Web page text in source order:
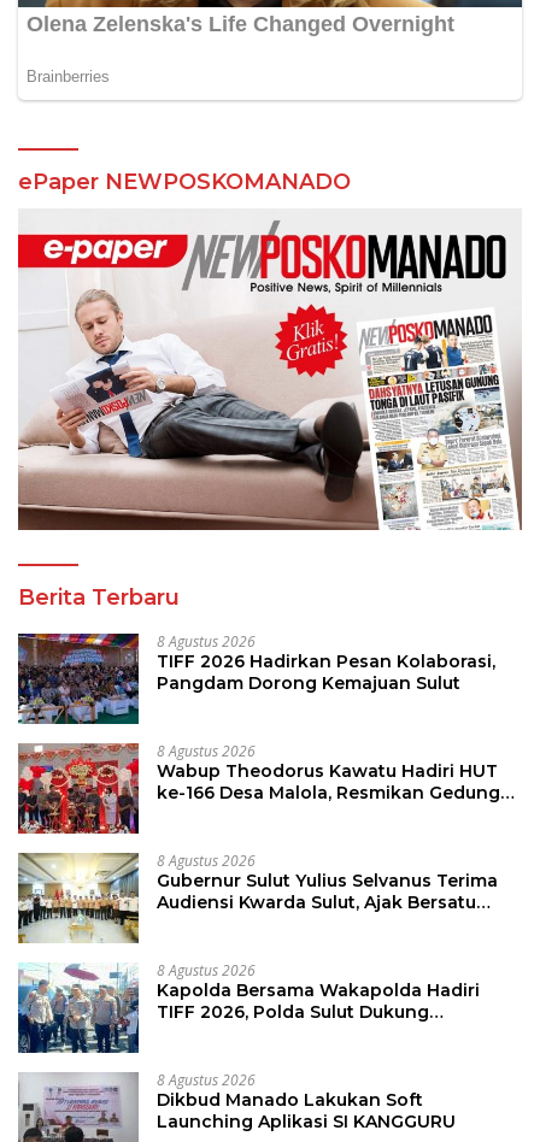
ePaper NEWPOSKOMANADO
Berita Terbaru
8 Agustus 2026
TIFF 2026 Hadirkan Pesan Kolaborasi,
Pangdam Dorong Kemajuan Sulut
8 Agustus 2026
Wabup Theodorus Kawatu Hadiri HUT
ke-166 Desa Malola, Resmikan Gedung
8 Agustus 2026
Gubernur Sulut Yulius Selvanus Terima
Audiensi Kwarda Sulut, Ajak Bersatu
8 Agustus 2026
Kapolda Bersama Wakapolda Hadiri
TIFF 2026, Polda Sulut Dukung
8 Agustus 2026
Dikbud Manado Lakukan Soft
Launching Aplikasi SI KANGGURU